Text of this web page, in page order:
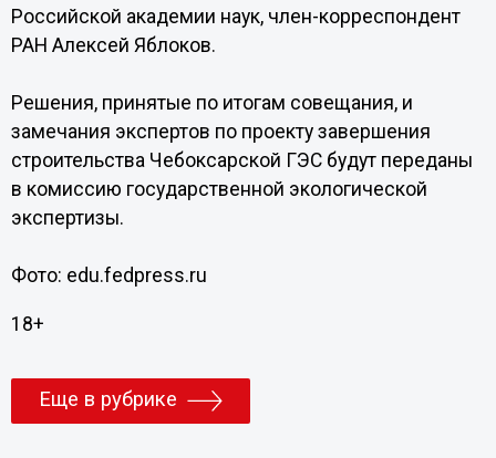
Российской академии наук, член-корреспондент
РАН Алексей Яблоков.
Решения, принятые по итогам совещания, и
замечания экспертов по проекту завершения
строительства Чебоксарской ГЭС будут переданы
в комиссию государственной экологической
экспертизы.
Фото: edu.fedpress.ru
18+
Еще в рубрике